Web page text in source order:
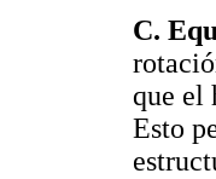
C.
que el
Esto